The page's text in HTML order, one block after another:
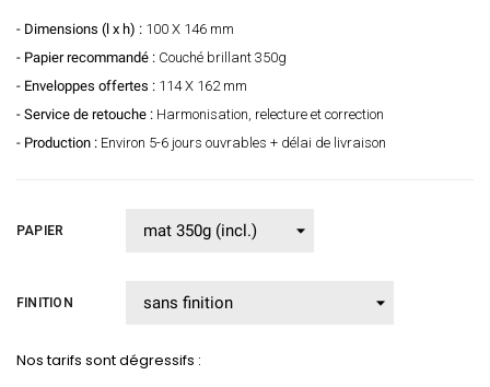
- Dimensions (l x h) : 100 X 146 mm
- Papier recommandé : Couché brillant 350g
- Enveloppes offertes : 114 X 162 mm
- Service de retouche : Harmonisation, relecture et correction
- Production : Environ 5-6 jours ouvrables + délai de livraison
PAPIER
FINITION
Nos tarifs sont dégressifs :